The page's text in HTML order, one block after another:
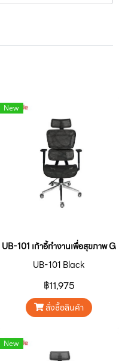
New
UB-101 เก้าอี้ทำงานเพื่อสุขภาพ
UB-101 Black
฿11,975
สั่งซื้อสินค้า
New